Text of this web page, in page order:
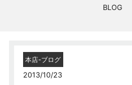
BLOG
本店-ブログ
2013/10/23